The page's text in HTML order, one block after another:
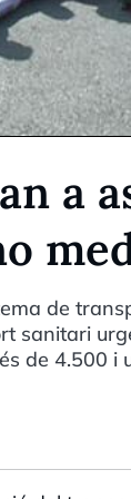
a
de
sanitari
de 4.500 i